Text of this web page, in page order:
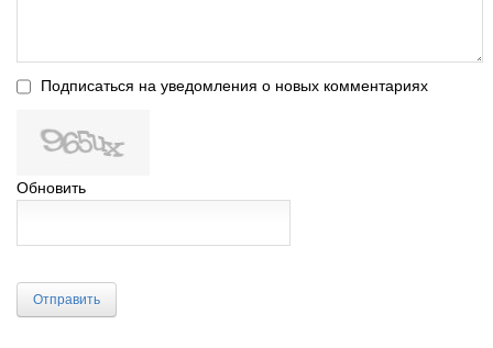
Подписаться на уведомления о новых комментариях
Обновить
Отправить